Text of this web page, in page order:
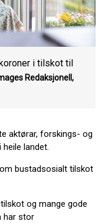
i tilskot til
Redaksjonell,
aktørar, forskings- og
landet.
bustadsosialt tilskot
og mange gode
har stor